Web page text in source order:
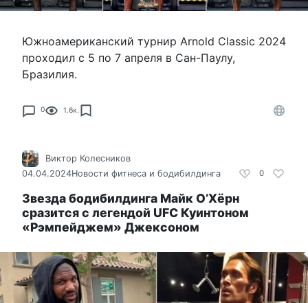
Южноамериканский турнир Arnold Classic 2024
проходил с 5 по 7 апреля в Сан-Паулу,
Бразилия.
0 1.6к.
0
Виктор Колесников
04.04.2024Новости фитнеса и бодибилдинга
Звезда бодибилдинга Майк О’Хёрн
сразится с легендой UFC Куинтоном
«Рэмпейджем» Джексоном